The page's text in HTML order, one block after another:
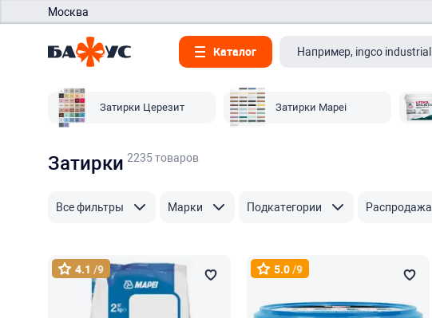
Москва
Каталог
Затирки Церезит Затирки Mapei
Затирки2235 товаров
Все фильтры Марки Подкатегории Распродажа
4.1 /9 5.0/9